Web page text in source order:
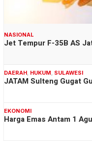
NASIONAL
Jet Tempur F-35B AS
DAERAH, HUKUM, SULAWESI
JATAM Sulteng Gugat
EKONOMI
Harga Emas Antam 1